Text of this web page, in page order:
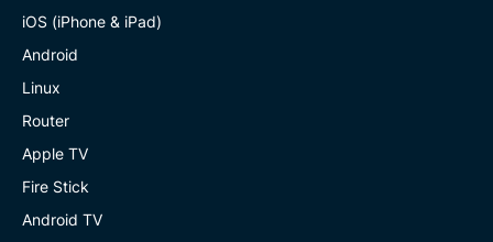
iOS (iPhone & iPad)
Android
Linux
Router
Apple TV
Fire Stick
Android TV